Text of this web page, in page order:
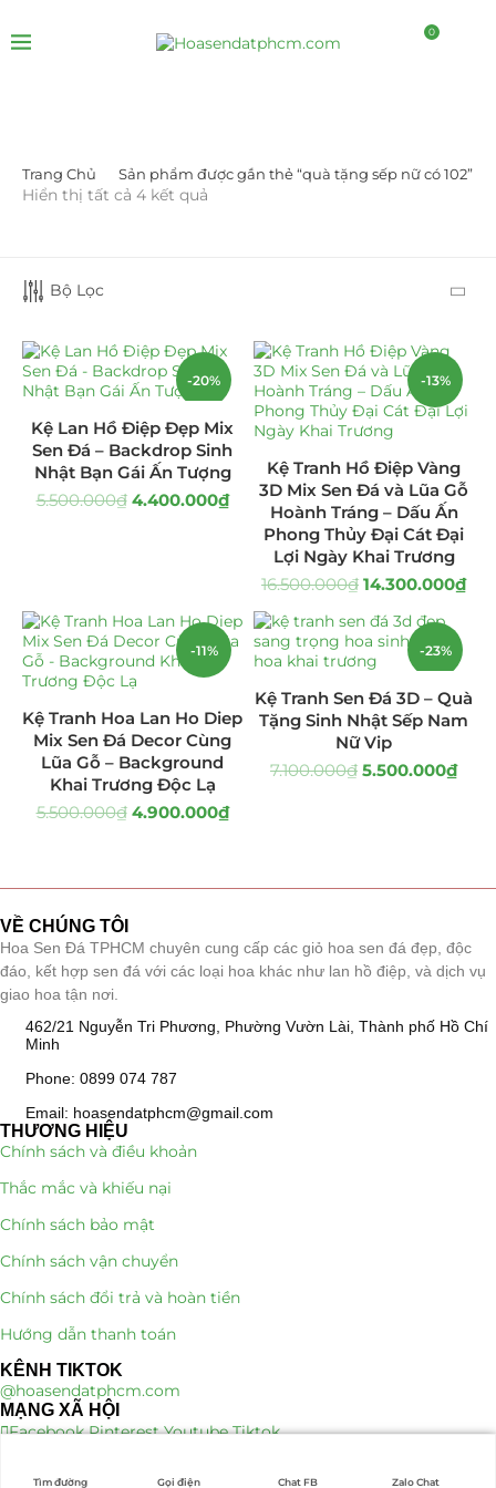
0
LỌC BỞI GIÁ
LỌC
DANH MỤC SẢN PHẨM
(145)
(137)
Chậu Sen Đá Mini
Hồ Điệp và Hoa Sen đá
Lan Hồ Điệp Truyền Thống (132)
Lũa Hồ Điệp Sen Đá
Hoa Tặng 14/2
Hoa Tặng 20/10 (33)
Quà Tặng (507)
Quà Noel - Quà Giáng Sinh
Quà Tặng Khách Hàng
Quà Tặng Sếp
Quà Tết
Sen Đá DECOR
Bình Hoa Sen Đá
Bó Hoa Sen Đá (32)
Hoa Cưới Sen Đá
Trang Chủ Sản phẩm được gắn thẻ “quà tặng sếp nữ có 102”
Hiển thị tất cả 4 kết quả
Bộ Lọc
-20%
Kệ Lan Hồ Điệp Đẹp Mix
Sen Đá – Backdrop Sinh
Nhật Bạn Gái Ấn Tượng
5.500.000₫ 4.400.000₫
-13%
Kệ Tranh Hồ Điệp Vàng
3D Mix Sen Đá và Lũa Gỗ
Hoành Tráng – Dấu Ấn
Phong Thủy Đại Cát Đại
Lợi Ngày Khai Trương
16.500.000₫ 14.300.000₫
-11%
Kệ Tranh Hoa Lan Ho Diep
Mix Sen Đá Decor Cùng
Lũa Gỗ – Background
Khai Trương Độc Lạ
5.500.000₫ 4.900.000₫
-23%
Kệ Tranh Sen Đá 3D – Quà
Tặng Sinh Nhật Sếp Nam
Nữ Vip
7.100.000₫ 5.500.000₫
VỀ CHÚNG TÔI
Hoa Sen Đá TPHCM chuyên cung cấp các giỏ hoa sen đá đẹp, độc
đáo, kết hợp sen đá với các loại hoa khác như lan hồ điệp, và dịch vụ
giao hoa tận nơi.
462/21 Nguyễn Tri Phương, Phường Vườn Lài, Thành phố Hồ Chí
Minh
Phone: 0899 074 787
Email: hoasendatphcm@gmail.com
THƯƠNG HIỆU
Chính sách và điều khoản
Thắc mắc và khiếu nại
Chính sách bảo mật
Chính sách vận chuyển
Chính sách đổi trả và hoàn tiền
Hướng dẫn thanh toán
KÊNH TIKTOK
@hoasendatphcm.com
MẠNG XÃ HỘI
Facebook Pinterest Youtube Tiktok
Tìm đường Gọi điện Chat FB Zalo Chat